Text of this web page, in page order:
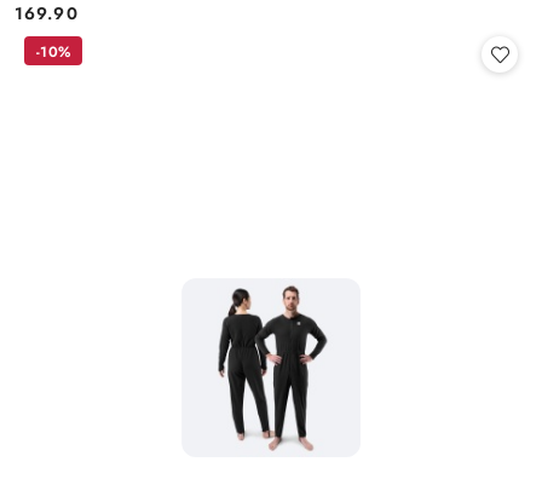
Cena:
169.90
-10%